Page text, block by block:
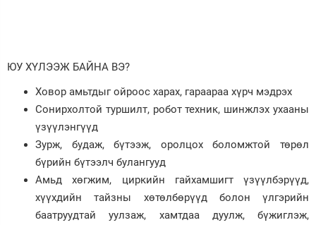
ЮУ ХҮЛЭЭЖ БАЙНА ВЭ?
Ховор амьтдыг ойроос харах, гараараа хүрч мэдрэх
Сонирхолтой туршилт, робот техник, шинжлэх ухааны
үзүүлэнгүүд
Зурж, будаж, бүтээж, оролцох боломжтой төрөл
бүрийн бүтээлч булангууд
Амьд хөгжим, циркийн гайхамшигт үзүүлбэрүүд,
хүүхдийн тайзны хөтөлбөрүүд болон үлгэрийн
баатруудтай уулзаж, хамтдаа дуулж, бүжиглэж,